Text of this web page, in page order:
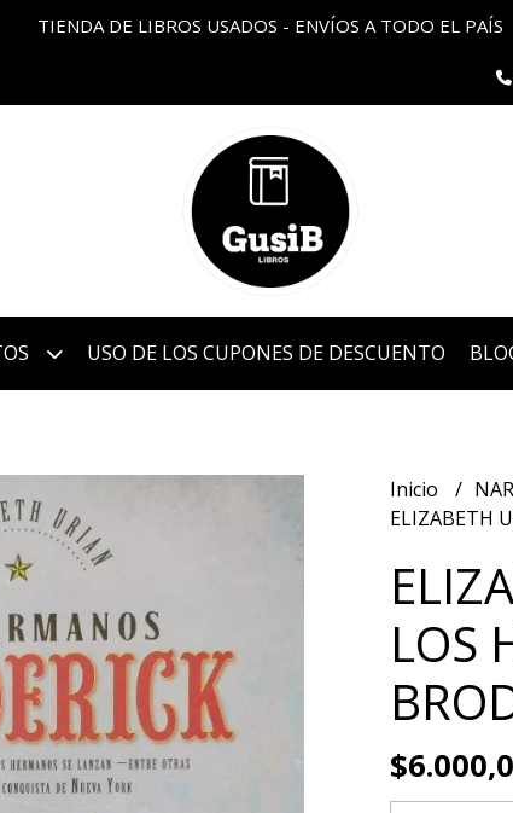
TIENDA DE LIBROS USADOS - ENVÍOS A TODO EL PAÍS
USO DE LOS CUPONES DE DESCUENTO
Inicio
ELIZABETH
LOS